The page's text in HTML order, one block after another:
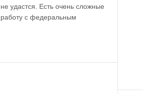
удастся. Есть очень сложные
с федеральным